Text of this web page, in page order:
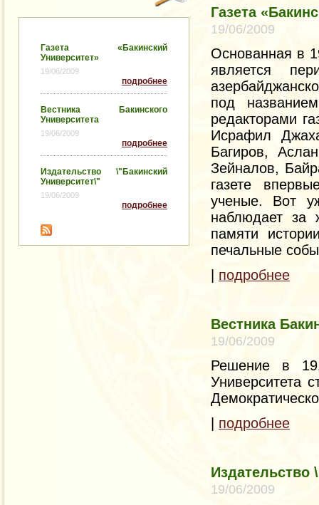
Газета «Бакинский
Университет»
19/06/2009
подробнее
Вестника Бакинского
Университета
19/06/2009
подробнее
Издательство \"Бакинский
Университет\"
19/06/2009
подробнее
Газета
19/06/2009
Основанная в
является
под
редакторами
Исрафил
Багиров,
Зейналов,
газете
ученые. Вот
наблюдает за
памяти
печальные
подробнее
Вестника
19/06/2009
Решение в
Университета
подробнее
Издательство
19/06/2009